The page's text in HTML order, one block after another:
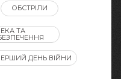
ОБСТРІЛИ
ТА
ДЕНЬ ВІЙНИ